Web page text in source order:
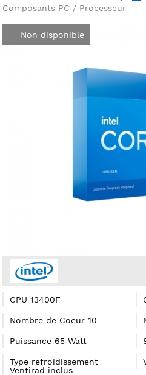
Composants PC / Processeur
Non disponible
CPU 13400F
Nombre de Coeur 10
Puissance 65 Watt
Type refroidissement
Ventirad inclus